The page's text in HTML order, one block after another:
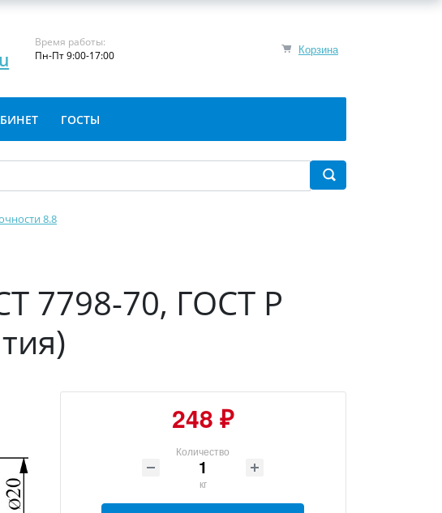
Корзина
Время работы:
Пн-Пт 9:00-17:00
ГОСТЫ
8.8
7798-70, ГОСТ Р
248 ₽
Количество
кг